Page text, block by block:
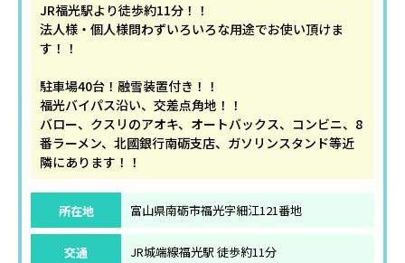
JR福光駅より徒歩約11分！！
法人様・個人様問わずいろいろな用途でお使い頂けま
す！！
駐車場40台！融雪装置付き！！
福光バイパス沿い、交差点角地！！
バロー、クスリのアオキ、オートバックス、コンビニ、8
番ラーメン、北國銀行南砺支店、ガソリンスタンド等近
隣にあります！！
所在地 富山県南砺市福光字細江121番地
交通 JR城端線福光駅 徒歩約11分